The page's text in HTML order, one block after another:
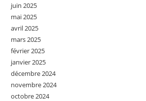
juin 2025
mai 2025
avril 2025
mars 2025
février 2025
janvier 2025
décembre 2024
novembre 2024
octobre 2024